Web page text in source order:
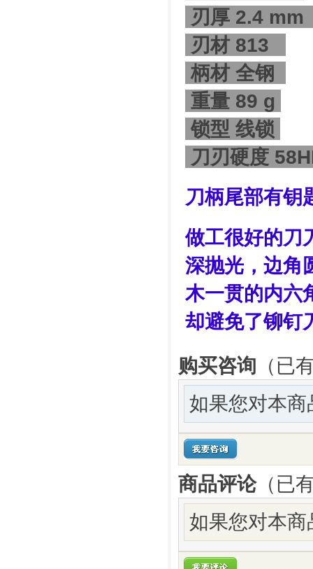
刃厚 2.4
刃材 813
柄材 全钢
重量 89 g
锁型 线锁
刀刃硬度
刀柄尾部有钥
做工很好的刀
深抛光，边角
木一贯的内六
却避免了铆钉
购买咨询 （已
如果您对本
商品评论（已
如果您对本